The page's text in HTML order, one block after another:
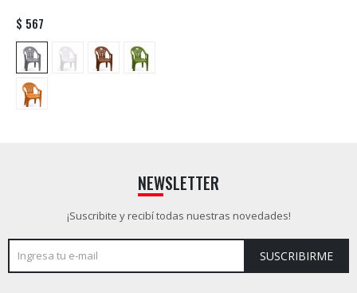
$ 567
NEWSLETTER
¡Suscribite y recibí todas nuestras novedades!
SUSCRIBIRME